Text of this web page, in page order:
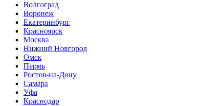
Волгоград
Воронеж
Екатеринбург
Красноярск
Москва
Нижний Новгород
Омск
Пермь
Ростов-на-Дону
Самара
Уфа
Краснодар